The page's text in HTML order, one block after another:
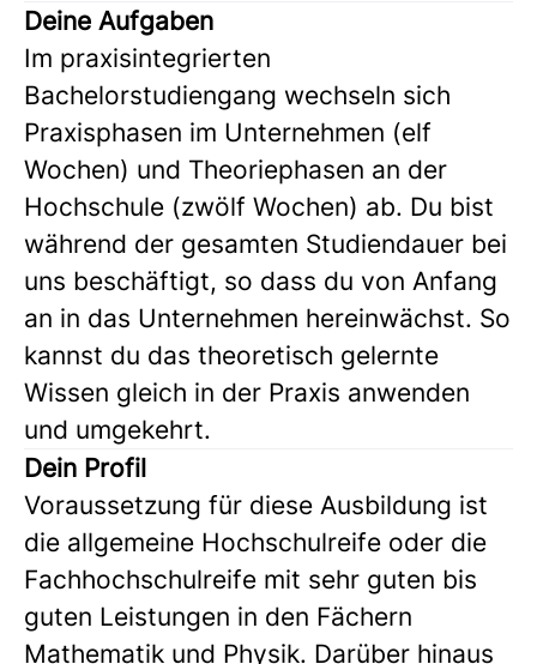
Deine Aufgaben
Im praxisintegrierten
Bachelorstudiengang wechseln sich
Praxisphasen im Unternehmen (elf
Wochen) und Theoriephasen an der
Hochschule (zwölf Wochen) ab. Du bist
während der gesamten Studiendauer bei
uns beschäftigt, so dass du von Anfang
an in das Unternehmen hereinwächst. So
kannst du das theoretisch gelernte
Wissen gleich in der Praxis anwenden
und umgekehrt.
Dein Profil
Voraussetzung für diese Ausbildung ist
die allgemeine Hochschulreife oder die
Fachhochschulreife mit sehr guten bis
guten Leistungen in den Fächern
Mathematik und Physik. Darüber hinaus